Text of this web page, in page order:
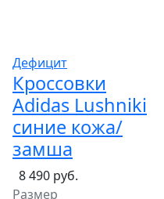
Дефицит
Кроссовки
Adidas Lushniki
синие кожа/
замша
8 490 руб.
Размер